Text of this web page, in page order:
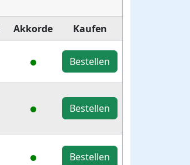
Akkorde
Kaufen
Bestellen
Bestellen
Bestellen